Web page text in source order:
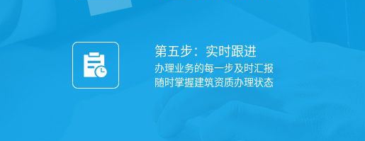
第五步：实时跟进
办理业务的每一步及时汇报
随时掌握建筑资质办理状态